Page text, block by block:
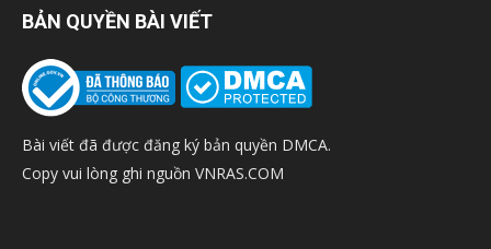
BẢN QUYỀN BÀI VIẾT
Bài viết đã được đăng ký bản quyền DMCA.
Copy vui lòng ghi nguồn VNRAS.COM